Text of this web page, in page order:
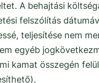
A behajtási
felszólítás
teljesítése nem
egyéb
kamat összegén felül